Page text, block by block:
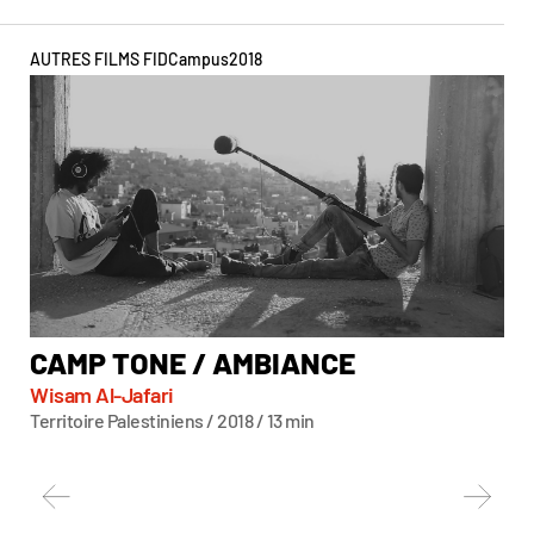
AUTRES FILMS FIDCampus2018
CAMP TONE / AMBIANCE
Wisam Al-Jafari
Territoire Palestiniens / 2018 / 13 min